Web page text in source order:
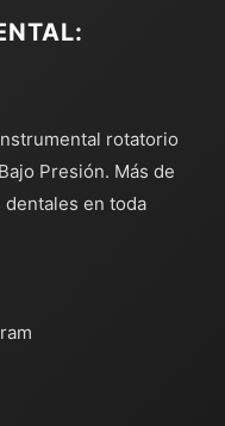
rotatorio
Presión. Más de
en toda